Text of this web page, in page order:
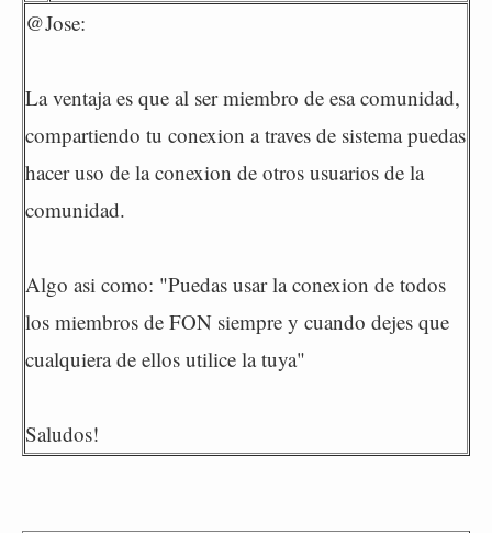
@Jose:
La ventaja es que al ser miembro de esa comunidad,
compartiendo tu conexion a traves de sistema puedas
hacer uso de la conexion de otros usuarios de la
comunidad.
Algo asi como: "Puedas usar la conexion de todos
los miembros de FON siempre y cuando dejes que
cualquiera de ellos utilice la tuya"
Saludos!